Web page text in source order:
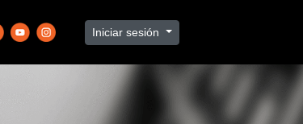
Iniciar sesión